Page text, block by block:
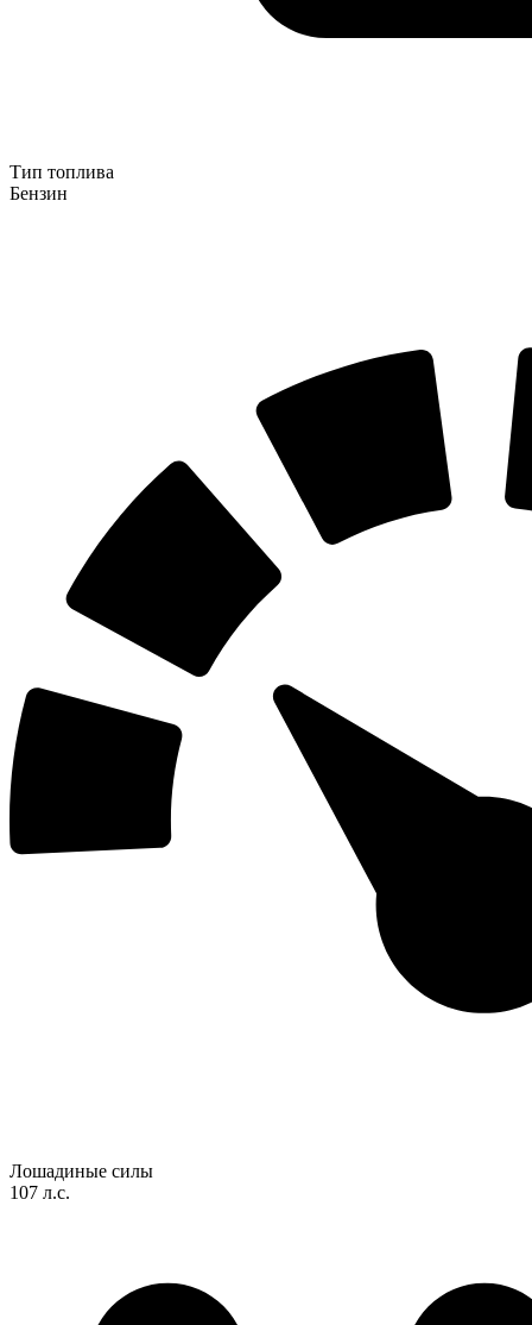
Тип топлива
Бензин
Лошадиные силы
107 л.с.